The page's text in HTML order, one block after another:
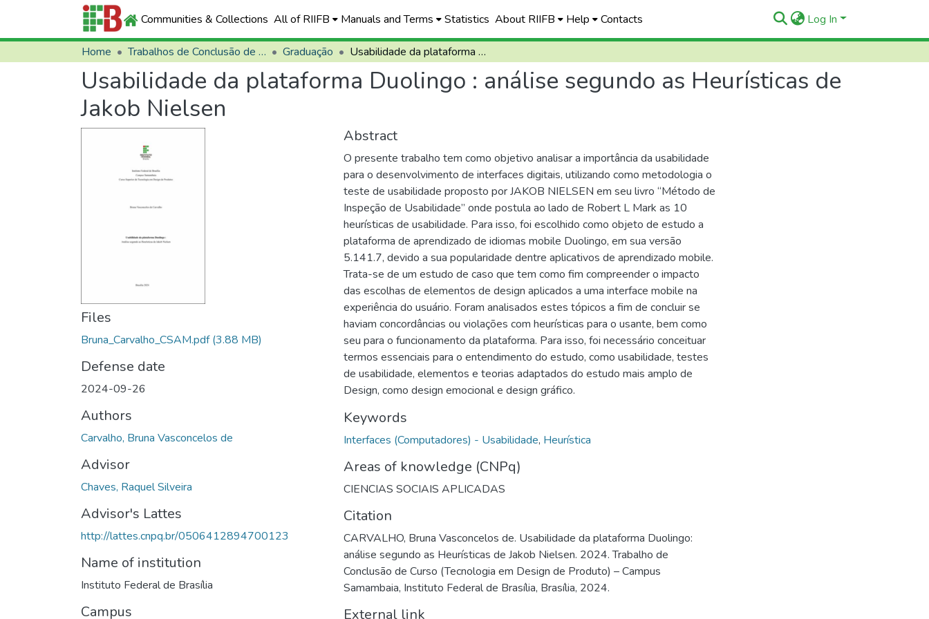
Communities & Collections All of RIIFB Manuals and Terms Statistics About RIIFB Help Contacts Log In
Home Trabalhos de Conclusão de Curso (TCCs) Graduação Usabilidade da plataforma Duolingo : análise segundo as Heurísticas de Jakob Nielsen
Usabilidade da plataforma Duolingo : análise segundo as Heurísticas de
Jakob Nielsen
Files
Bruna_Carvalho_CSAM.pdf(3.88 MB)
Defense date
2024-09-26
Authors
Carvalho, Bruna Vasconcelos de
Advisor
Chaves, Raquel Silveira
Advisor's Lattes
http://lattes.cnpq.br/0506412894700123
Name of institution
Instituto Federal de Brasília
Campus
Abstract
O presente trabalho tem como objetivo analisar a importância da usabilidade
para o desenvolvimento de interfaces digitais, utilizando como metodologia o
teste de usabilidade proposto por JAKOB NIELSEN em seu livro “Método de
Inspeção de Usabilidade” onde postula ao lado de Robert L Mark as 10
heurísticas de usabilidade. Para isso, foi escolhido como objeto de estudo a
plataforma de aprendizado de idiomas mobile Duolingo, em sua versão
5.141.7, devido a sua popularidade dentre aplicativos de aprendizado mobile.
Trata-se de um estudo de caso que tem como fim compreender o impacto
das escolhas de elementos de design aplicados a uma interface mobile na
experiência do usuário. Foram analisados estes tópicos a fim de concluir se
haviam concordâncias ou violações com heurísticas para o usante, bem como
seu para o funcionamento da plataforma. Para isso, foi necessário conceituar
termos essenciais para o entendimento do estudo, como usabilidade, testes
de usabilidade, elementos e teorias adaptados do estudo mais amplo de
Design, como design emocional e design gráfico.
Keywords
Interfaces (Computadores) - Usabilidade, Heurística
Areas of knowledge (CNPq)
CIENCIAS SOCIAIS APLICADAS
Citation
CARVALHO, Bruna Vasconcelos de. Usabilidade da plataforma Duolingo:
análise segundo as Heurísticas de Jakob Nielsen. 2024. Trabalho de
Conclusão de Curso (Tecnologia em Design de Produto) – Campus
Samambaia, Instituto Federal de Brasília, Brasília, 2024.
External link